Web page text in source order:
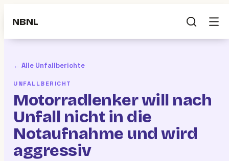
NBNL
← Alle Unfallberichte
UNFALLBERICHT
Motorradlenker will nach
Unfall nicht in die
Notaufnahme und wird
aggressiv